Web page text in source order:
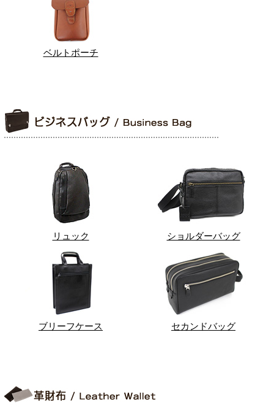
ベルトポーチ
リュック ショルダーバッグ
ブリーフケース セカンドバッグ